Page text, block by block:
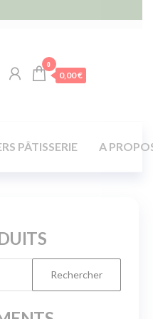
0
0,00 €
PÂTISSERIE A